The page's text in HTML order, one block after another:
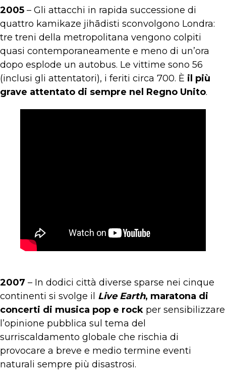
2005 – Gli attacchi in rapida successione di
quattro kamikaze jihādisti sconvolgono Londra:
tre treni della metropolitana vengono colpiti
quasi contemporaneamente e meno di un’ora
dopo esplode un autobus. Le vittime sono 56
(inclusi gli attentatori), i feriti circa 700. È il più
grave attentato di sempre nel Regno Unito.
2007 – In dodici città diverse sparse nei cinque
continenti si svolge il Live Earth, maratona di
concerti di musica pop e rock per sensibilizzare
l’opinione pubblica sul tema del
surriscaldamento globale che rischia di
provocare a breve e medio termine eventi
naturali sempre più disastrosi.